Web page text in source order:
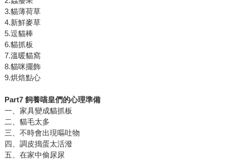
3.貓薄荷草
4.新鮮麥草
5.逗貓棒
6.貓抓板
7.溫暖貓窩
8.貓咪擺飾
9.烘焙點心
Part7 飼養喵皇們的心理準備
一、家具變成貓抓板
二、貓毛太多
三、不時會出現嘔吐物
四、調皮搗蛋太活潑
五、在家中偷尿尿